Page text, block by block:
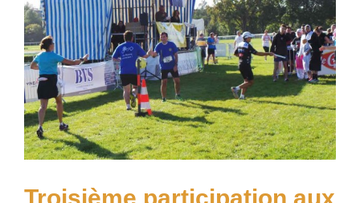
Troisième participation aux